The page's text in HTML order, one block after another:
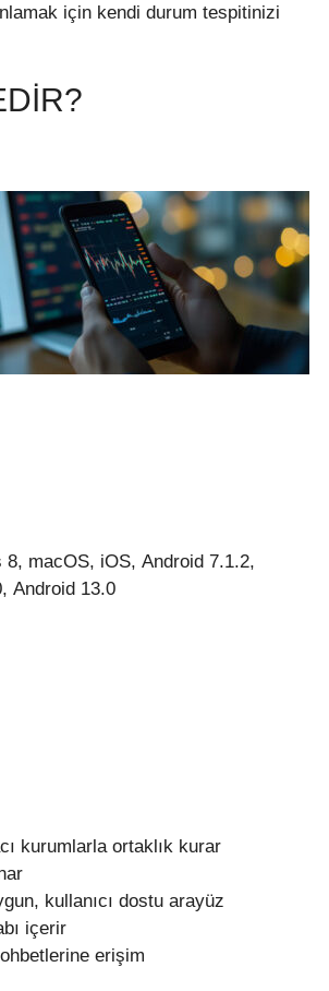
için kendi durum tespitinizi
macOS, iOS, Android 7.1.2,
Android 13.0
kurumlarla ortaklık kurar
kullanıcı dostu arayüz
içerir
erişim